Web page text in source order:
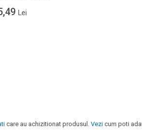
Lei
care au achizitionat produsul. Vezi cum poti